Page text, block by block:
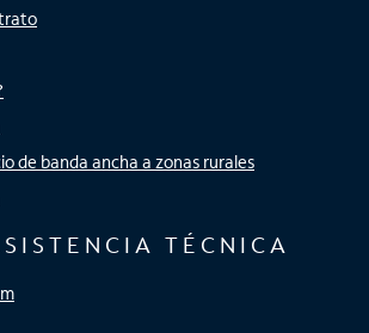
de banda ancha a zonas rurales
TÉCNICA